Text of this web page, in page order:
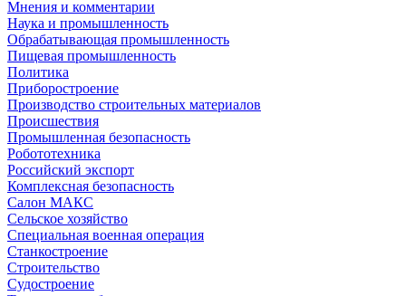
Мнения и комментарии
Наука и промышленность
Обрабатывающая промышленность
Пищевая промышленность
Политика
Приборостроение
Производство строительных материалов
Происшествия
Промышленная безопасность
Робототехника
Российский экспорт
Комплексная безопасность
Салон МАКС
Сельское хозяйство
Специальная военная операция
Станкостроение
Строительство
Судостроение